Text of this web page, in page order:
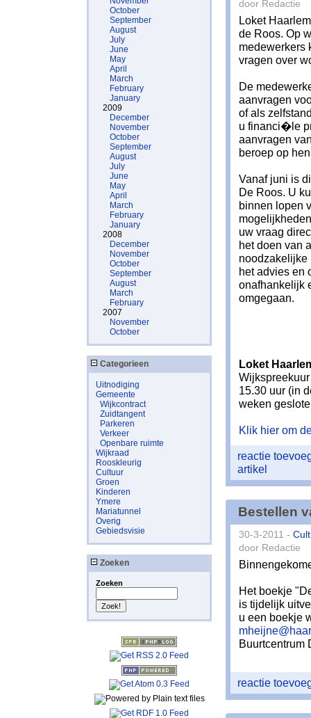
October
September
August
July
June
May
April
March
February
January
2009
December
November
October
September
August
July
June
May
April
March
February
January
2008
December
November
October
September
August
March
February
2007
November
October
Categorieen
Uitnodiging
Gemeente
Wijkcontract
Zuidtangent
Parkeren
Verkeer
Openbare ruimte
Wijkraad
Rooskleurig
Cultuur
Groen
Kinderen
Ymere
Mariatunnel
Overig
Gebiedsvisie
Zoeken
Zoeken
door Redactie
Loket
de Roos. Op
medewerkers
vragen over
De
aanvragen
of als
u financi�le
aanvragen
beroep op
Vanaf juni is
De Roos. U
binnen lopen
uw vraag
het doen van
noodzakelijke
het advies en
onafhankelijk
omgegaan.
Loket
15.30 uur (in
weken
Klik hier om
reactie
artikel
Bestellen
30-3-2011 -
door Redactie
Het boekje
is tijdelijk
u een boekje
Buurtcentrum
reactie